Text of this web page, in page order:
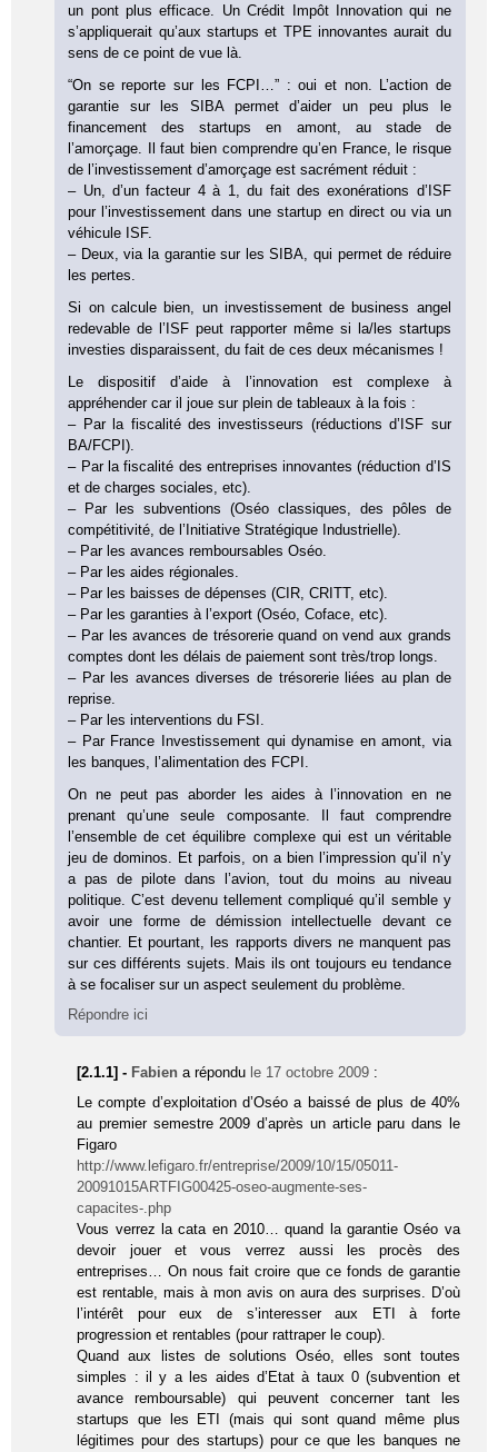
un pont plus efficace. Un Crédit Impôt Innovation qui ne
s’appliquerait qu’aux startups et TPE innovantes aurait du
sens de ce point de vue là.
“On se reporte sur les FCPI…” : oui et non. L’action de
garantie sur les SIBA permet d’aider un peu plus le
financement des startups en amont, au stade de
l’amorçage. Il faut bien comprendre qu’en France, le risque
de l’investissement d’amorçage est sacrément réduit :
– Un, d’un facteur 4 à 1, du fait des exonérations d’ISF
pour l’investissement dans une startup en direct ou via un
véhicule ISF.
– Deux, via la garantie sur les SIBA, qui permet de réduire
les pertes.
Si on calcule bien, un investissement de business angel
redevable de l’ISF peut rapporter même si la/les startups
investies disparaissent, du fait de ces deux mécanismes !
Le dispositif d’aide à l’innovation est complexe à
appréhender car il joue sur plein de tableaux à la fois :
– Par la fiscalité des investisseurs (réductions d’ISF sur
BA/FCPI).
– Par la fiscalité des entreprises innovantes (réduction d’IS
et de charges sociales, etc).
– Par les subventions (Oséo classiques, des pôles de
compétitivité, de l’Initiative Stratégique Industrielle).
– Par les avances remboursables Oséo.
– Par les aides régionales.
– Par les baisses de dépenses (CIR, CRITT, etc).
– Par les garanties à l’export (Oséo, Coface, etc).
– Par les avances de trésorerie quand on vend aux grands
comptes dont les délais de paiement sont très/trop longs.
– Par les avances diverses de trésorerie liées au plan de
reprise.
– Par les interventions du FSI.
– Par France Investissement qui dynamise en amont, via
les banques, l’alimentation des FCPI.
On ne peut pas aborder les aides à l’innovation en ne
prenant qu’une seule composante. Il faut comprendre
l’ensemble de cet équilibre complexe qui est un véritable
jeu de dominos. Et parfois, on a bien l’impression qu’il n’y
a pas de pilote dans l’avion, tout du moins au niveau
politique. C’est devenu tellement compliqué qu’il semble y
avoir une forme de démission intellectuelle devant ce
chantier. Et pourtant, les rapports divers ne manquent pas
sur ces différents sujets. Mais ils ont toujours eu tendance
à se focaliser sur un aspect seulement du problème.
Répondre ici
[2.1.1] - Fabien a répondu le 17 octobre 2009 :
Le compte d’exploitation d’Oséo a baissé de plus de 40%
au premier semestre 2009 d’après un article paru dans le
Figaro
http://www.lefigaro.fr/entreprise/2009/10/15/05011-
20091015ARTFIG00425-oseo-augmente-ses-
capacites-.php
Vous verrez la cata en 2010… quand la garantie Oséo va
devoir jouer et vous verrez aussi les procès des
entreprises… On nous fait croire que ce fonds de garantie
est rentable, mais à mon avis on aura des surprises. D’où
l’intérêt pour eux de s’interesser aux ETI à forte
progression et rentables (pour rattraper le coup).
Quand aux listes de solutions Oséo, elles sont toutes
simples : il y a les aides d’Etat à taux 0 (subvention et
avance remboursable) qui peuvent concerner tant les
startups que les ETI (mais qui sont quand même plus
légitimes pour des startups) pour ce que les banques ne